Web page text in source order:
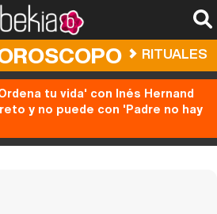
RITUALES
tu vida' con Inés Hernand
y no puede con 'Padre no hay